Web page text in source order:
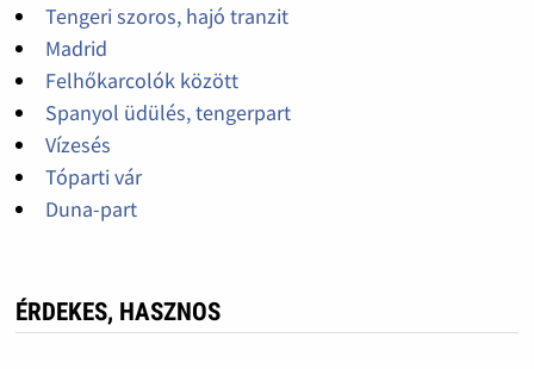
Tengeri szoros, hajó tranzit
Madrid
Felhőkarcolók között
Spanyol üdülés, tengerpart
Vízesés
Tóparti vár
Duna-part
ÉRDEKES, HASZNOS